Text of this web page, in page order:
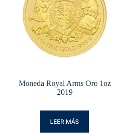
Moneda Royal Arms Oro 1oz
2019
LEER MÁS